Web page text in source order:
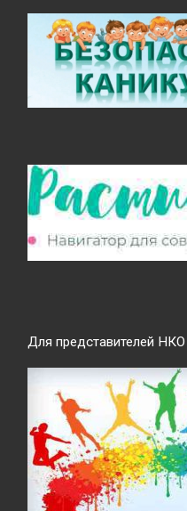
Для представителей НКО